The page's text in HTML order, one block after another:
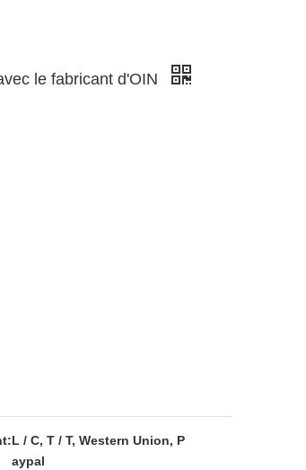
le fabricant d'OIN
L / C, T / T, Western Union, P
aypal